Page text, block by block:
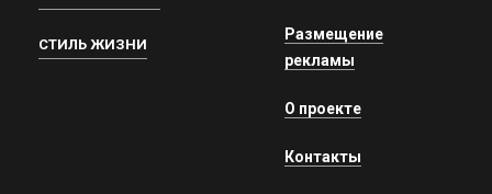
СТИЛЬ ЖИЗНИ
Размещение
рекламы
О проекте
Контакты